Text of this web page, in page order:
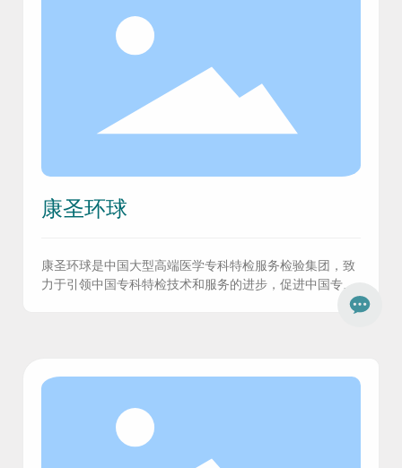
康圣环球
康圣环球是中国大型高端医学专科特检服务检验集团，致
力于引领中国专科特检技术和服务的进步，促进中国专科